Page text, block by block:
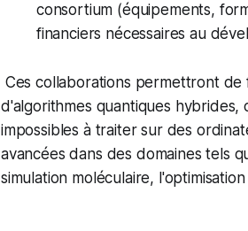
consortium (équipements,
financiers nécessaires au
Ces collaborations permettront de
d'algorithmes quantiques
impossibles à traiter sur des
avancées dans des domaines tels
simulation moléculaire,